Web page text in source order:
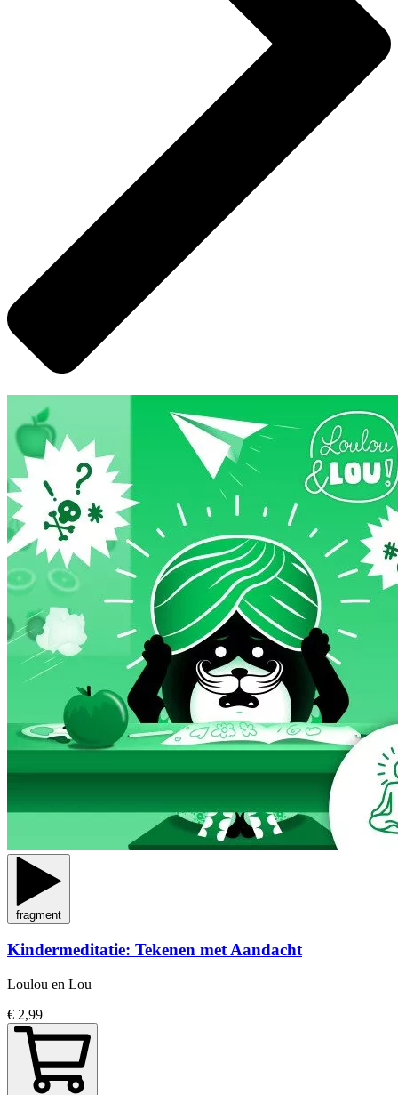
fragment
Kindermeditatie: Tekenen met Aandacht
Loulou en Lou
€ 2,99